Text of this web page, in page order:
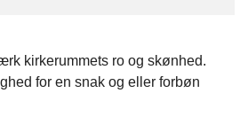
kirkerummets ro og skønhed.
for en snak og eller forbøn